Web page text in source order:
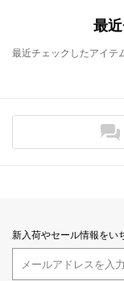
最
最近チェックしたアイテ
新入荷やセール情報をい